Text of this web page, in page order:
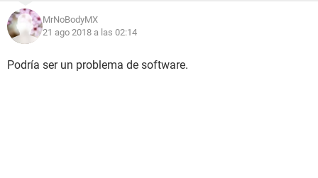
MrNoBodyMX
21 ago 2018 a las 02:14
Podría ser un problema de software.